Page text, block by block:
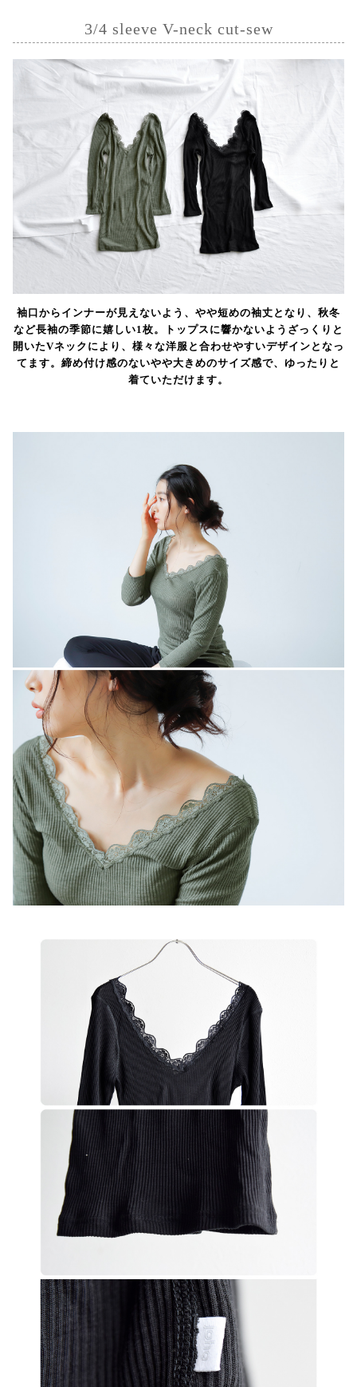
3/4 sleeve V-neck cut-sew
袖口からインナーが見えないよう、やや短めの袖丈となり、秋冬
など長袖の季節に嬉しい1枚。トップスに響かないようざっくりと
開いたVネックにより、様々な洋服と合わせやすいデザインとなっ
てます。締め付け感のないやや大きめのサイズ感で、ゆったりと
着ていただけます。